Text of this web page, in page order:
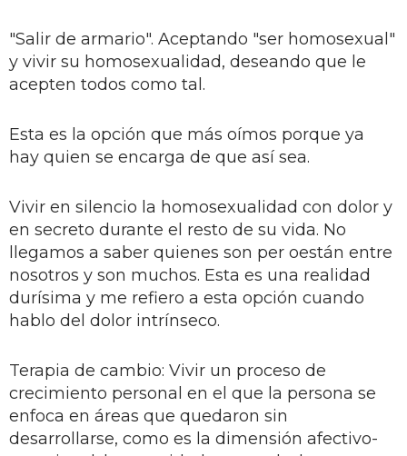
"Salir de armario". Aceptando "ser homosexual"
y vivir su homosexualidad, deseando que le
acepten todos como tal.
Esta es la opción que más oímos porque ya
hay quien se encarga de que así sea.
Vivir en silencio la homosexualidad con dolor y
en secreto durante el resto de su vida. No
llegamos a saber quienes son per oestán entre
nosotros y son muchos. Esta es una realidad
durísima y me refiero a esta opción cuando
hablo del dolor intrínseco.
Terapia de cambio: Vivir un proceso de
crecimiento personal en el que la persona se
enfoca en áreas que quedaron sin
desarrollarse, como es la dimensión afectivo-